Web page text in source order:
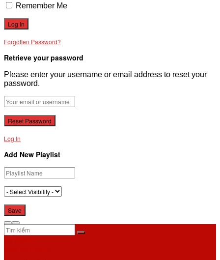
Remember Me
Forgotten Password?
Retrieve your password
Please enter your username or email address to reset your
password.
Log In
Add New Playlist